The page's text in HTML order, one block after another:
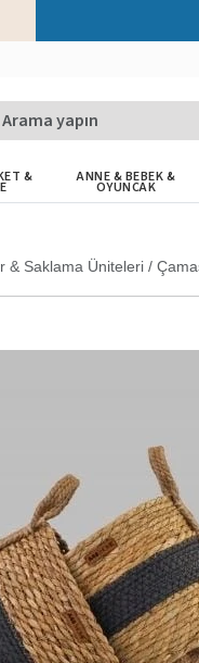
& ANNE & BEBEK &
OYUNCAK
& Saklama Üniteleri /